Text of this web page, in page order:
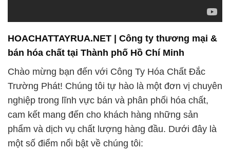
HOACHATTAYRUA.NET | Công ty thương mại &
bán hóa chất tại Thành phố Hồ Chí Minh
Chào mừng bạn đến với Công Ty Hóa Chất Đắc
Trường Phát! Chúng tôi tự hào là một đơn vị chuyên
nghiệp trong lĩnh vực bán và phân phối hóa chất,
cam kết mang đến cho khách hàng những sản
phẩm và dịch vụ chất lượng hàng đầu. Dưới đây là
một số điểm nổi bật về chúng tôi: